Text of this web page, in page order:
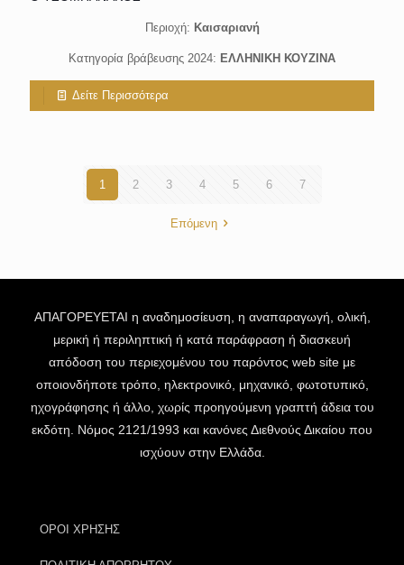
Περιοχή: Καισαριανή
Κατηγορία βράβευσης 2024: ΕΛΛΗΝΙΚΗ ΚΟΥΖΙΝΑ
Δείτε Περισσότερα
1 2 3 4 5 6 7
Επόμενη
ΑΠΑΓΟΡΕΥΕΤΑΙ η αναδημοσίευση, η αναπαραγωγή, ολική,
μερική ή περιληπτική ή κατά παράφραση ή διασκευή
απόδοση του περιεχομένου του παρόντος web site με
οποιονδήποτε τρόπο, ηλεκτρονικό, μηχανικό, φωτοτυπικό,
ηχογράφησης ή άλλο, χωρίς προηγούμενη γραπτή άδεια του
εκδότη. Νόμος 2121/1993 και κανόνες Διεθνούς Δικαίου που
ισχύουν στην Ελλάδα.
ΟΡΟΙ ΧΡΗΣΗΣ